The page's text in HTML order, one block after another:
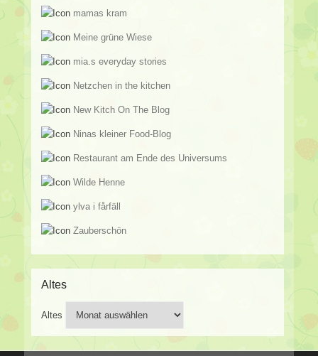
mamas kram
Meine grüne Wiese
mia.s everyday stories
Netzchen in the kitchen
New Kitch On The Blog
Ninas kleiner Food-Blog
Restaurant am Ende des Universums
Wilde Henne
ylva i fårfäll
Zauberschön
Altes
Altes